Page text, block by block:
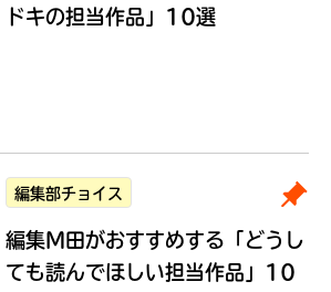
ドキの担当作品」10選
編集部チョイス
編集M田がおすすめする 「どうし
ても読んでほしい担当作品」10